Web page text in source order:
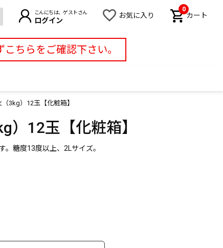
こんにちは、ゲストさん
ログイン
お気に入り カート
0
ちらをご確認下さい。
3kg）12玉【化粧箱】
）12玉【化粧箱】
糖度13度以上、2Lサイズ。